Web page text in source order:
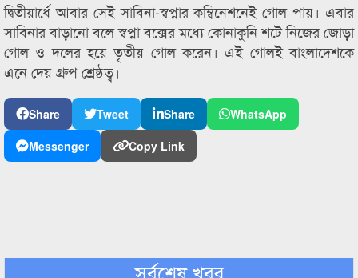
দ্বিতীয়ার্ধে আবার সেই সাবিনা-স্বপ্নার কম্বিনেশনেই গোল পায়। এবার
সাবিনার বাড়ানো বলে স্বপ্না বক্সের মধ্যে কোনাকুনি শটে নিজের জোড়া
গোল ও দলের হয়ে তৃতীয় গোল করেন। এই গোলই বাংলাদেশকে
এনে দেয় গ্রুপ শ্রেষ্ঠত্ব।
Share Tweet Share
WhatsApp
Messenger
Copy Link
সর্বশেষ খবর